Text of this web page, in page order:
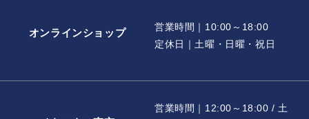
オンラインショップ
営業時間｜10:00～18:00
定休日｜土曜・日曜・祝日
営業時間｜12:00～18:00 / 土